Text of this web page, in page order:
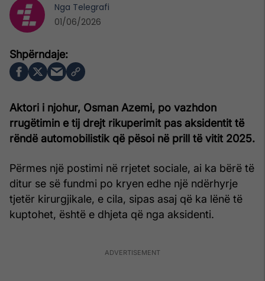
Aktori i njohur, Osman Azemi, po vazhdon
rrugëtimin e tij drejt rikuperimit pas aksidentit të
rëndë automobilistik që pësoi në prill të vitit 2025.
Përmes një postimi në rrjetet sociale, ai ka bërë të
ditur se së fundmi po kryen edhe një ndërhyrje
tjetër kirurgjikale, e cila, sipas asaj që ka lënë të
kuptohet, është e dhjeta që nga aksidenti.
Nga Telegrafi
01/06/2026